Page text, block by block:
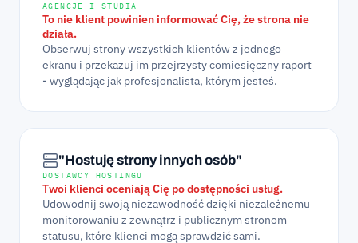
AGENCJE I STUDIA
To nie klient powinien informować Cię, że strona nie
działa.
Obserwuj strony wszystkich klientów z jednego
ekranu i przekazuj im przejrzysty comiesięczny raport
- wyglądając jak profesjonalista, którym jesteś.
"Hostuję strony innych osób"
DOSTAWCY HOSTINGU
Twoi klienci oceniają Cię po dostępności usług.
Udowodnij swoją niezawodność dzięki niezależnemu
monitorowaniu z zewnątrz i publicznym stronom
statusu, które klienci mogą sprawdzić sami.